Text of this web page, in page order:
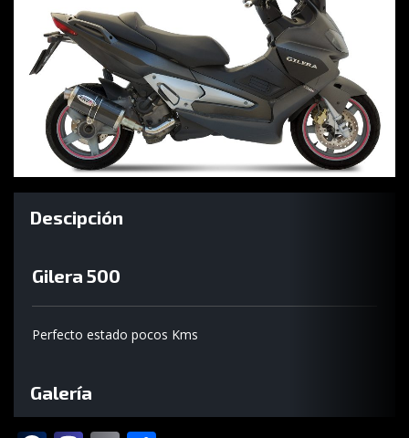
Descipción
Gilera 500
Perfecto estado pocos Kms
Galería